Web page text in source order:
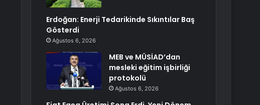
Erdoğan: Enerji Tedarikinde Sıkıntılar Baş
Gösterdi
Ağustos 6, 2026
MEB ve MÜSİAD’dan
mesleki eğitim işbirliği
protokolü
Ağustos 6, 2026